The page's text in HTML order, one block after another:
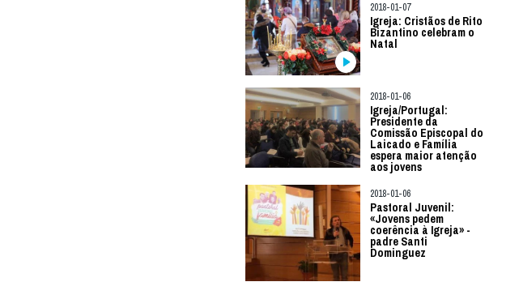
2018-01-07
Igreja: Cristãos de Rito
Bizantino celebram o
Natal
2018-01-06
Igreja/Portugal:
Presidente da
Comissão Episcopal do
Laicado e Família
espera maior atenção
aos jovens
2018-01-06
Pastoral Juvenil:
«Jovens pedem
coerência à Igreja» -
padre Santi
Dominguez